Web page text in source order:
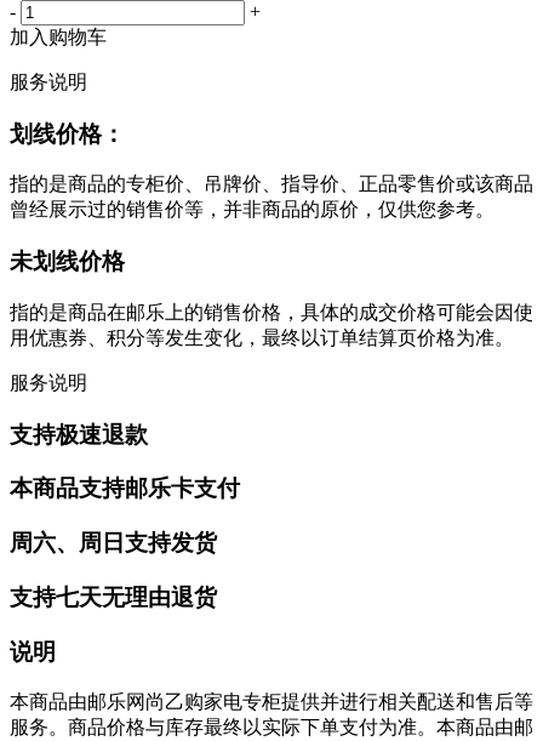
-
+
加入购物车
服务说明
划线价格：
指的是商品的专柜价、吊牌价、指导价、正品零售价或该商品
曾经展示过的销售价等，并非商品的原价，仅供您参考。
未划线价格
指的是商品在邮乐上的销售价格，具体的成交价格可能会因使
用优惠券、积分等发生变化，最终以订单结算页价格为准。
服务说明
支持极速退款
本商品支持邮乐卡支付
周六、周日支持发货
支持七天无理由退货
说明
本商品由邮乐网尚乙购家电专柜提供并进行相关配送和售后等
服务。商品价格与库存最终以实际下单支付为准。本商品由邮